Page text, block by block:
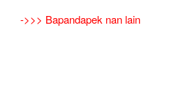
->>> Bapandapek nan lain